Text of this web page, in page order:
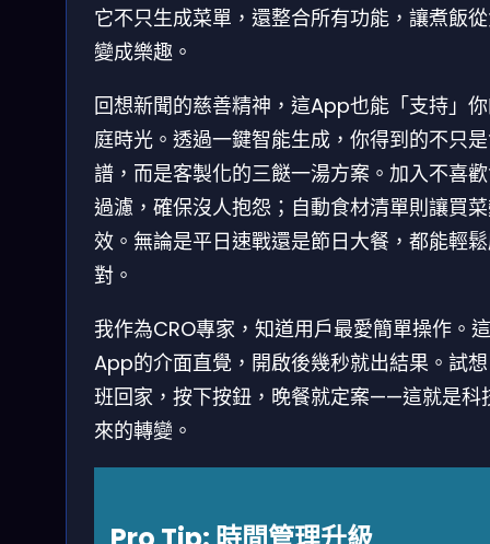
它不只生成菜單，還整合所有功能，讓煮飯
變成樂趣。
回想新聞的慈善精神，這App也能「支持」
庭時光。透過一鍵智能生成，你得到的不只
譜，而是客製化的三餸一湯方案。加入不喜
過濾，確保沒人抱怨；自動食材清單則讓買
效。無論是平日速戰還是節日大餐，都能輕
對。
我作為CRO專家，知道用戶最愛簡單操作。這
App的介面直覺，開啟後幾秒就出結果。試
班回家，按下按鈕，晚餐就定案——這就是科
來的轉變。